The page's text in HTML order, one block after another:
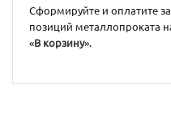
Сформируйте и оплатите
позиций металлопроката
«В корзину».